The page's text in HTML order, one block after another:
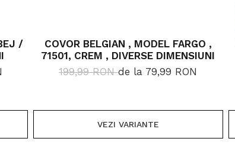
/
COVOR BELGIAN , MODEL FARGO ,
71501, CREM , DIVERSE DIMENSIUNI
199,99 RONde la 79,99 RON
VEZI VARIANTE